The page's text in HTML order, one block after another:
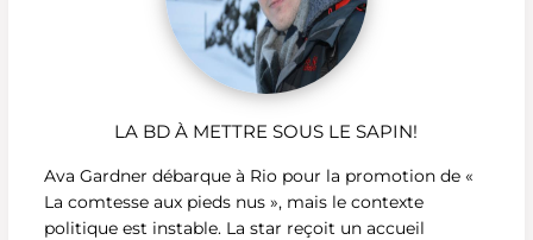
LA BD À METTRE SOUS LE SAPIN!
Ava Gardner débarque à Rio pour la promotion de «
La comtesse aux pieds nus », mais le contexte
politique est instable. La star reçoit un accueil